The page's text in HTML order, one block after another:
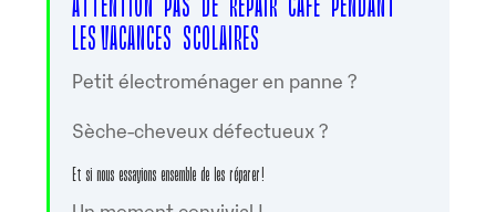
Télécharger ICS Calendrier Google
LES VACANCES SCOLAIRES
Petit électroménager en panne ?
Sèche-cheveux défectueux ?
Et si nous essayions ensemble de les réparer !